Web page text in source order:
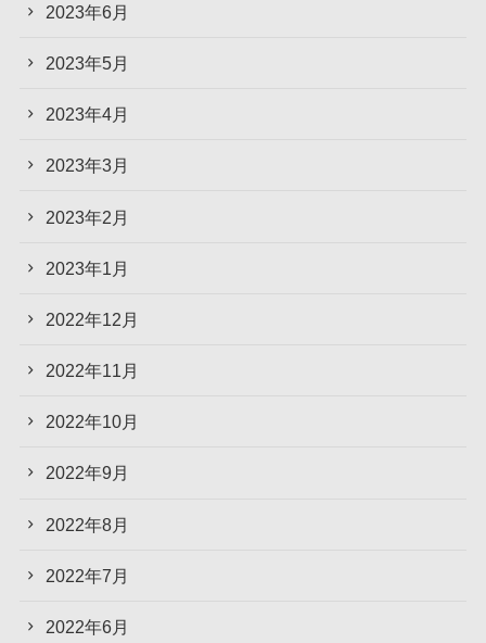
2023年6月
2023年5月
2023年4月
2023年3月
2023年2月
2023年1月
2022年12月
2022年11月
2022年10月
2022年9月
2022年8月
2022年7月
2022年6月